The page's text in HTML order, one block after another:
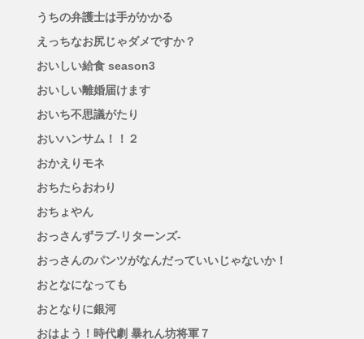
うちの弁護士は手がかかる
えっちなお尻じゃダメですか？
おいしい給食 season3
おいしい離婚届けます
おいち不思議がたり
おいハンサム！！２
おかえりモネ
おちたらおわり
おちょやん
おっさんずラブ-リターンズ-
おっさんのパンツがなんだっていいじゃないか！
おとなになっても
おとなりに銀河
おはよう！時代劇 暴れん坊将軍７